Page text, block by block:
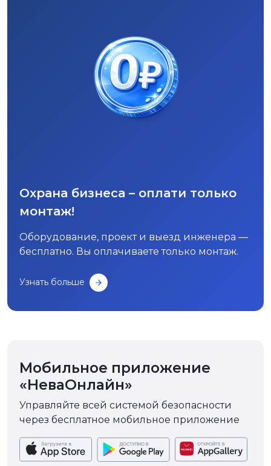
Охрана бизнеса – оплати только
монтаж!
Оборудование, проект и выезд инженера —
бесплатно. Вы оплачиваете только монтаж.
Узнать больше
Мобильное приложение
«НеваОнлайн»
Управляйте всей системой безопасности
через бесплатное мобильное приложение